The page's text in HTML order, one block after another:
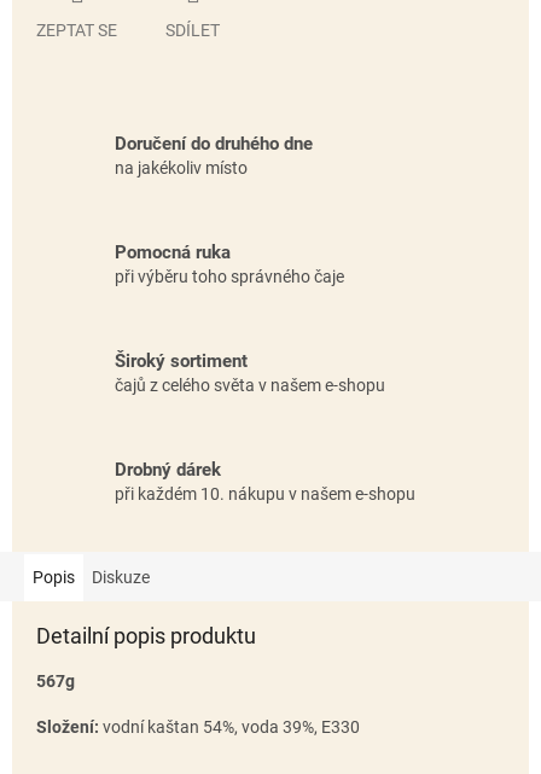
ZEPTAT SE SDÍLET
Doručení do druhého dne
na jakékoliv místo
Pomocná ruka
při výběru toho správného čaje
Široký sortiment
čajů z celého světa v našem e-shopu
Drobný dárek
při každém 10. nákupu v našem e-shopu
Popis Diskuze
Detailní popis produktu
567g
Složení: vodní kaštan 54%, voda 39%, E330